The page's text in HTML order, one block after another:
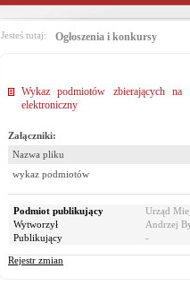
Jesteś tutaj: Ogłoszenia i konkursy
Wykaz podmiotów zbierających
elektroniczny
Załączniki:
Nazwa pliku
wykaz podmiotów
Podmiot publikujący
Urząd
Wytworzył
Andrzej
Publikujący
-
Rejestr zmian